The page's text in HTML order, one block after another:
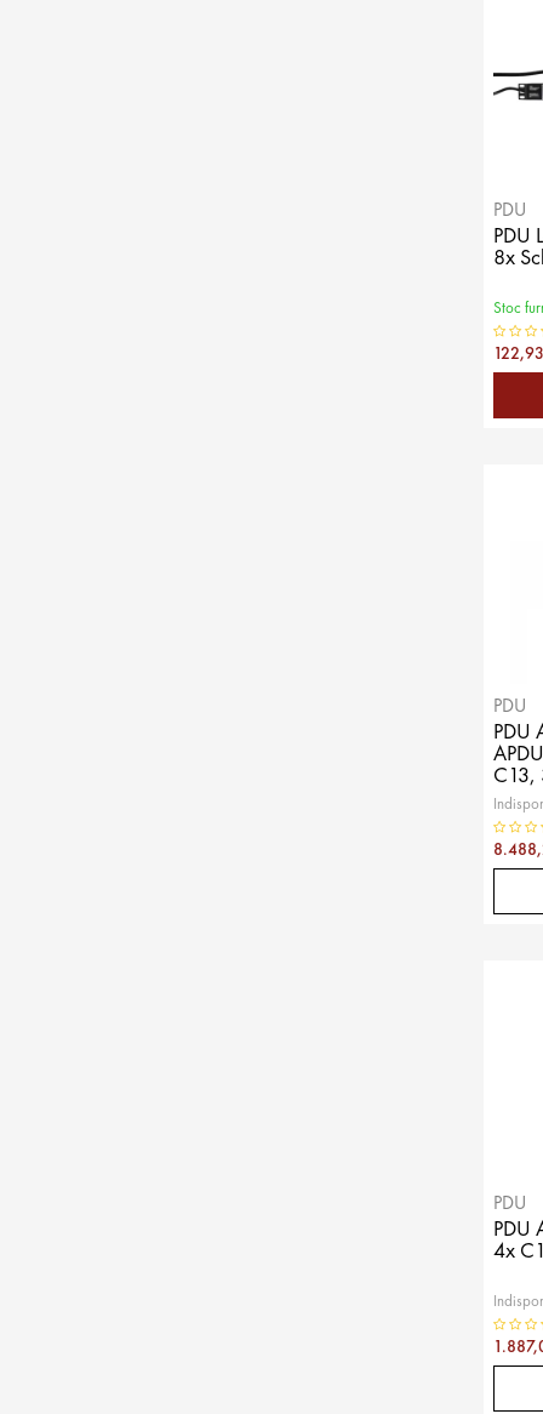
PDU
PDU
8x
Stoc
PDU
PDU
C13,
PDU
PDU
4x